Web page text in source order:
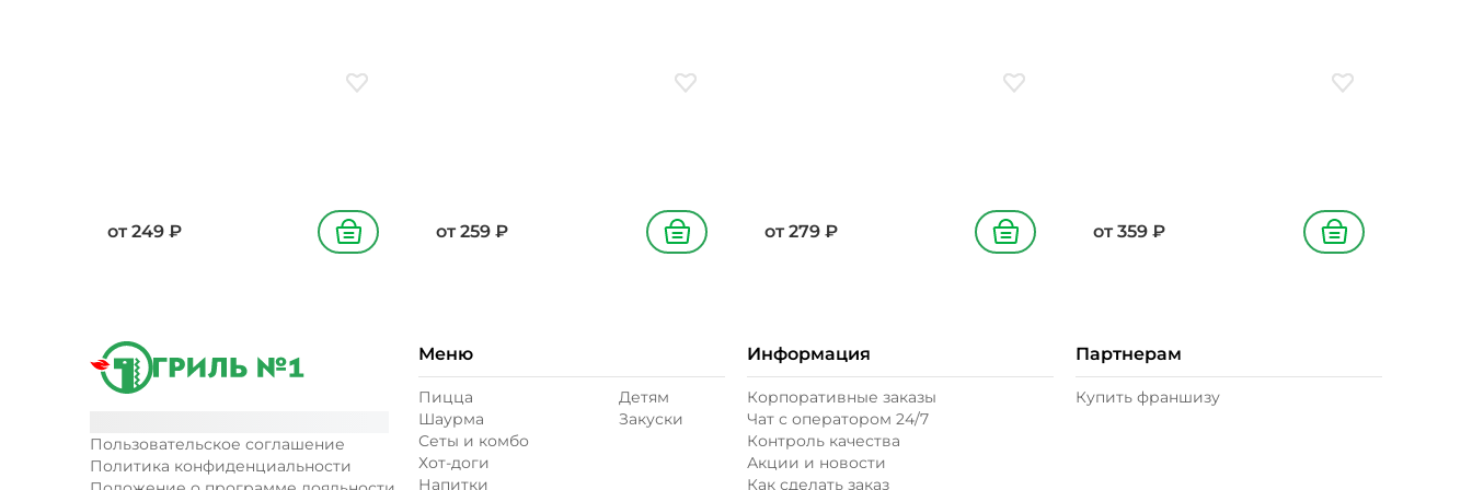
Добавить в избранное
от 249 ₽ В корзину
Добавить в избранное
от 259 ₽ В корзину
Добавить в избранное
от 279 ₽ В корзину
Добавить в
от 359 ₽ В корзину
Пользовательское соглашение
Политика конфиденциальности
Меню
Пицца
Шаурма
Сеты и комбо
Хот-доги
Напитки
Детям
Закуски
Информация
Корпоративные заказы
Чат с оператором 24/7
Контроль качества
Акции и новости
Как сделать заказ
Партнерам
Купить франшизу